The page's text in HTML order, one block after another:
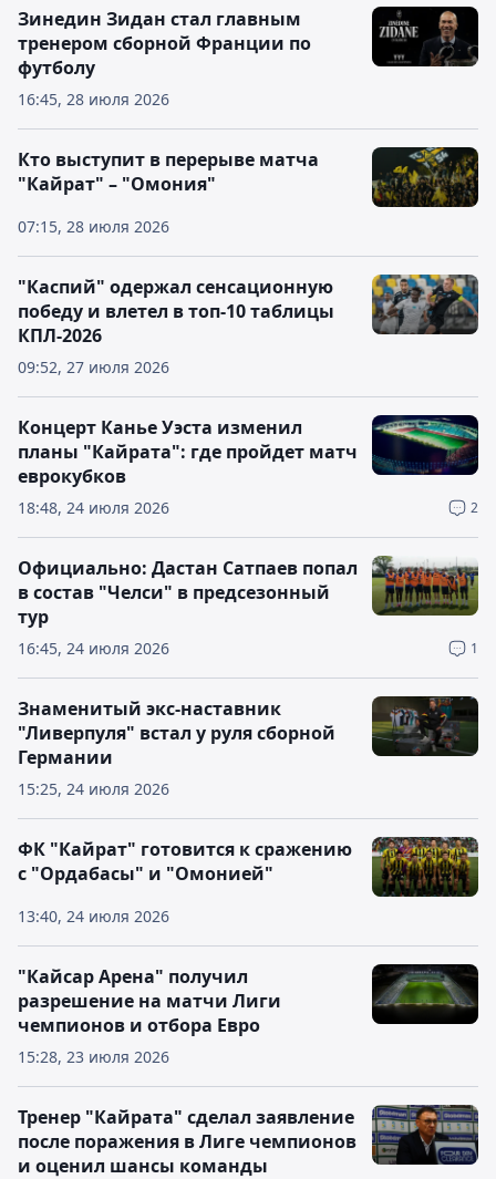
16:45, 28 июля 2026
Зинедин Зидан стал главным
тренером сборной Франции по
футболу
07:15, 28 июля 2026
Кто выступит в перерыве матча
"Кайрат" – "Омония"
09:52, 27 июля 2026
"Каспий" одержал сенсационную
победу и влетел в топ-10 таблицы
КПЛ-2026
18:48, 24 июля 2026 2
Концерт Канье Уэста изменил
планы "Кайрата": где пройдет матч
еврокубков
16:45, 24 июля 2026 1
Официально: Дастан Сатпаев попал
в состав "Челси" в предсезонный
тур
15:25, 24 июля 2026
Знаменитый экс-наставник
"Ливерпуля" встал у руля сборной
Германии
13:40, 24 июля 2026
ФК "Кайрат" готовится к сражению
с "Ордабасы" и "Омонией"
15:28, 23 июля 2026
"Кайсар Арена" получил
разрешение на матчи Лиги
чемпионов и отбора Евро
Тренер "Кайрата" сделал заявление
после поражения в Лиге чемпионов
и оценил шансы команды